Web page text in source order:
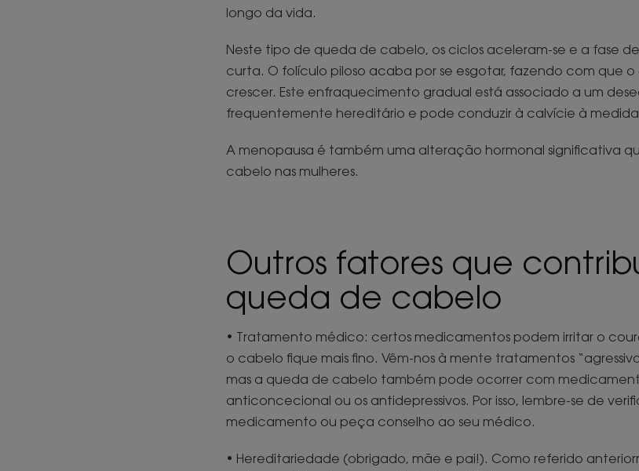
longo da vida.
Neste tipo de queda de cabelo, os ciclos aceleram-se e a fase
curta. O folículo piloso acaba por se esgotar, fazendo com que
crescer. Este enfraquecimento gradual está associado a um
frequentemente hereditário e pode conduzir à calvície à
A menopausa é também uma alteração hormonal significativa
cabelo nas mulheres.
Outros fatores que
queda de cabelo
• Tratamento médico: certos medicamentos podem irritar o
o cabelo fique mais fino. Vêm-nos à mente tratamentos
mas a queda de cabelo também pode ocorrer com
anticoncecional ou os antidepressivos. Por isso, lembre-se de
medicamento ou peça conselho ao seu médico.
• Hereditariedade (obrigado, mãe e pai!). Como referido